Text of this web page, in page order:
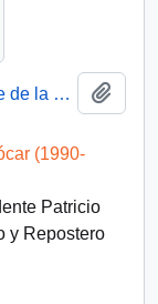
Almuerzo que ofrece S.E. El Presidente de la República
(1990-
Patricio
y Repostero